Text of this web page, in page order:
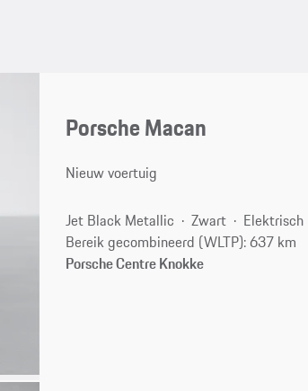
Porsche Macan
Nieuw voertuig
Jet Black Metallic Zwart
Elektrisch
Bereik gecombineerd (WLTP): 637 km
Porsche Centre Knokke